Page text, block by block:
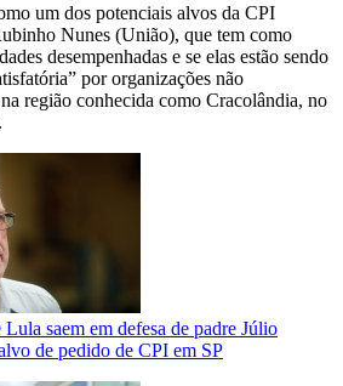
um dos potenciais alvos da CPI
Nunes (União), que tem como
desempenhadas e se elas estão sendo
por organizações não
região conhecida como Cracolândia, no
saem em defesa de padre Júlio
de pedido de CPI em SP